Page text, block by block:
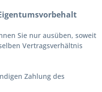
Sie nur ausüben, soweit
Vertragsverhältnis
Zahlung des